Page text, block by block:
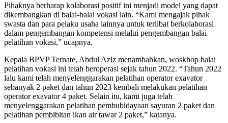
Pihaknya berharap kolaborasi positif ini menjadi model yang dapat
dikembangkan di balai-balai vokasi lain. “Kami mengajak pihak
swasta dan para pelaku usaha lainnya untuk terlibat berkolaborasi
dalam pengembangan kompetensi melalui pengembangan balai
pelatihan vokasi,” ucapnya.
Kepala BPVP Ternate, Abdul Aziz menambahkan, woskhop balai
pelatihan vokasi ini telah beroperasi sejak tahun 2022. “Tahun 2022
lalu kami telah menyelenggarakan pelatihan operator exavator
sebanyak 2 paket dan tahun 2023 kembali melakukan pelatihan
operator exavator 4 paket. Selain itu, kami juga telah
menyelenggarakan pelatihan pembubidayaan sayuran 2 paket dan
pelatihan pembibitan ikan air tawar 2 paket,” katanya.